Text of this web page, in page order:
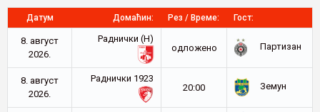
Датум Домаћин: Рез / Време: Гост:
8. август
2026.
Раднички (Н)
oдложено
Партизан
8. август
2026.
Раднички 1923
20:00
Земун